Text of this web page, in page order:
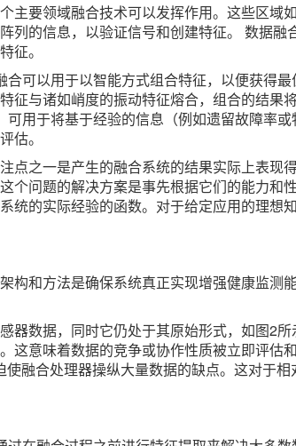
主要领域融合技术可以发挥作用。这些区域
列的信息，以验证信号和创建特征。 数据
征。
合可以用于以智能方式组合特征，以便获得
征与诸如峭度的振动特征熔合，组合的结果
可用于将基于经验的信息（例如遗留故障率
估。
点之一是产生的融合系统的结果实际上表现
个问题的解决方案是事先根据它们的能力和
统的实际经验的函数。对于给定应用的理想
构和方法是确保系统真正实现增强健康监测
器数据，同时它仍处于其原始形式，如图2
这意味着数据的竞争或协作性质被立即评估
融合处理器操纵大量数据的缺点。这对于